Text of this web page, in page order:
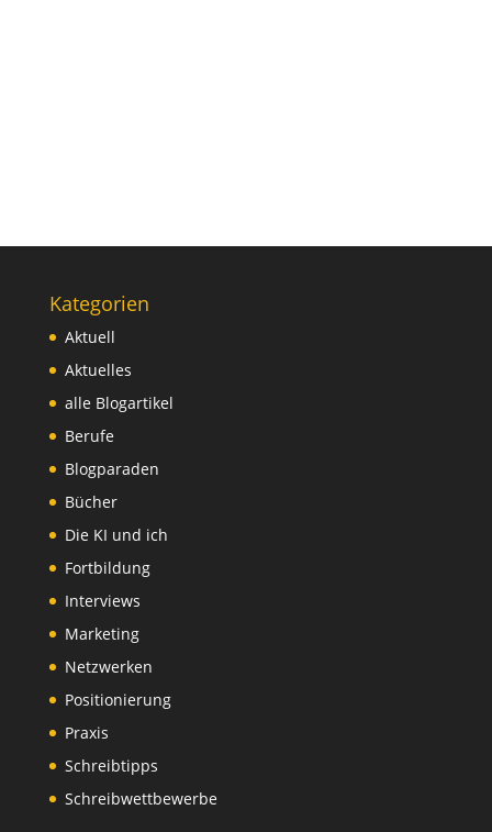
Kategorien
Aktuell
Aktuelles
alle Blogartikel
Berufe
Blogparaden
Bücher
Die KI und ich
Fortbildung
Interviews
Marketing
Netzwerken
Positionierung
Praxis
Schreibtipps
Schreibwettbewerbe